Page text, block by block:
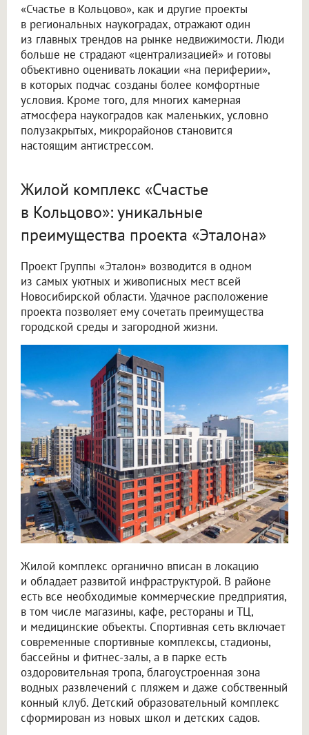
«Счастье в Кольцово», как и другие проекты
в региональных наукоградах, отражают один
из главных трендов на рынке недвижимости. Люди
больше не страдают «централизацией» и готовы
объективно оценивать локации «на периферии»,
в которых подчас созданы более комфортные
условия. Кроме того, для многих камерная
атмосфера наукоградов как маленьких, условно
полузакрытых, микрорайонов становится
настоящим антистрессом.
Жилой комплекс «Счастье
в Кольцово»: уникальные
преимущества проекта «Эталона»
Проект Группы «Эталон» возводится в одном
из самых уютных и живописных мест всей
Новосибирской области. Удачное расположение
проекта позволяет ему сочетать преимущества
городской среды и загородной жизни.
Жилой комплекс органично вписан в локацию
и обладает развитой инфраструктурой. В районе
есть все необходимые коммерческие предприятия,
в том числе магазины, кафе, рестораны и ТЦ,
и медицинские объекты. Спортивная сеть включает
современные спортивные комплексы, стадионы,
бассейны и фитнес-залы, а в парке есть
оздоровительная тропа, благоустроенная зона
водных развлечений с пляжем и даже собственный
конный клуб. Детский образовательный комплекс
сформирован из новых школ и детских садов.